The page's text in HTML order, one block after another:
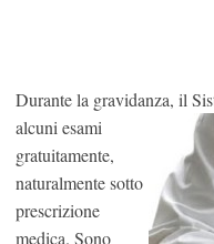
Durante la gravidanza, il
alcuni esami
gratuitamente,
naturalmente sotto
prescrizione
medica. Sono